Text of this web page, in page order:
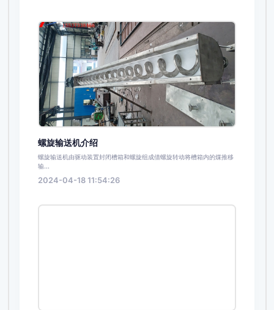
螺旋输送机介绍
螺旋输送机由驱动装置封闭槽箱和螺旋组成借螺旋转动将槽箱内的煤推移
输...
2024-04-18 11:54:26